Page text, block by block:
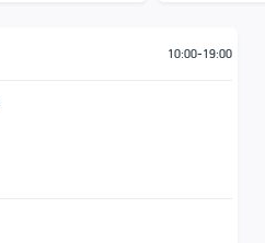
10:00-19:00